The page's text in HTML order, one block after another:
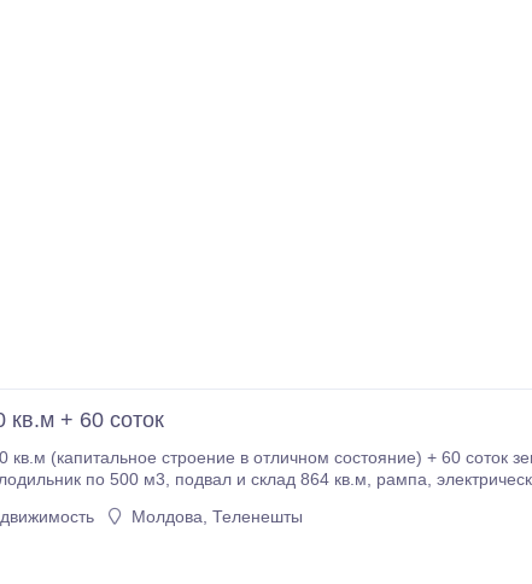
кв.м + 60 соток
(капитальное строение в отличном состояние) + 60 соток
Молдова, Теленешты